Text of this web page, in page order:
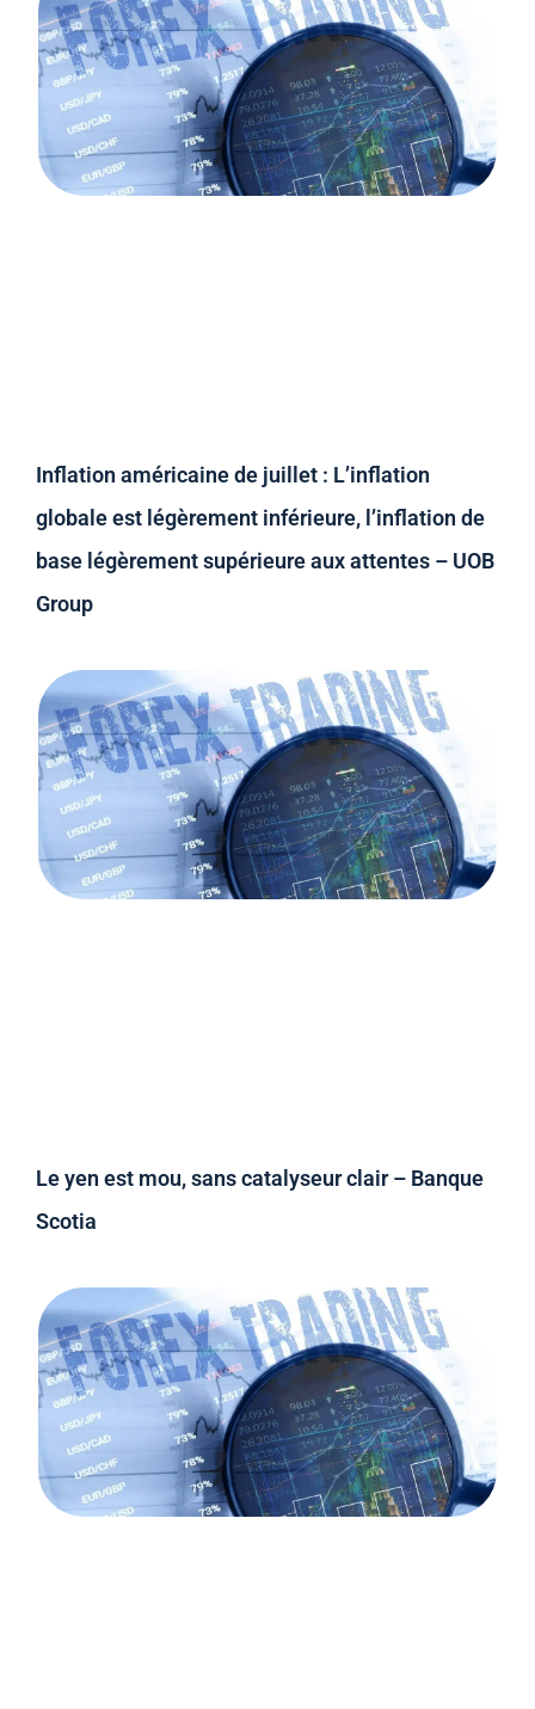
Inflation américaine de juillet : L’inflation
globale est légèrement inférieure, l’inflation de
base légèrement supérieure aux attentes – UOB
Group
Le yen est mou, sans catalyseur clair – Banque
Scotia